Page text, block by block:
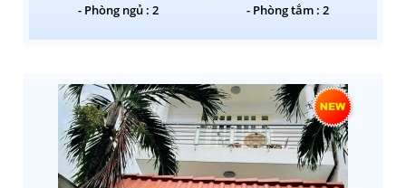
- Phòng ngủ : 2 - Phòng tắm : 2